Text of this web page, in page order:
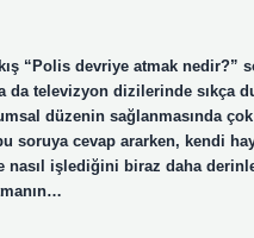
“Polis devriye atmak nedir?”
televizyon dizilerinde sıkça
düzenin sağlanmasında
cevap ararken, kendi
işlediğini biraz daha